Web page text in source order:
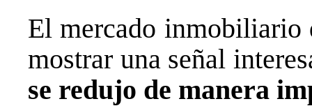
El mercado inmobiliario
mostrar una señal
se redujo de manera